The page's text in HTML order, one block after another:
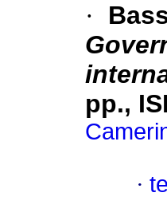
·
pp.,
·